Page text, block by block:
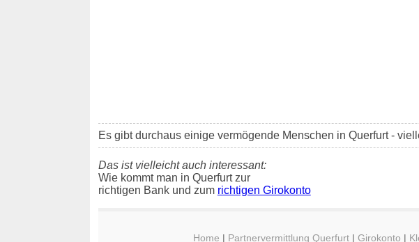
Es gibt durchaus einige vermögende Menschen in Querfurt -
Das ist vielleicht auch interessant:
Wie kommt man in Querfurt zur
richtigen Bank und zum richtigen Girokonto
Home | Partnervermittlung Querfurt| Girokonto |